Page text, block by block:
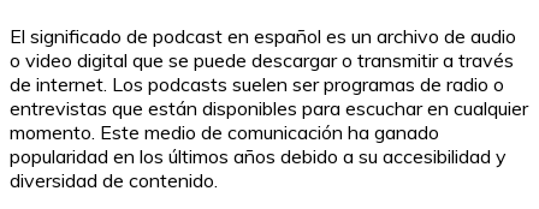
El significado de podcast en español es un archivo de audio
o video digital que se puede descargar o transmitir a través
de internet. Los podcasts suelen ser programas de radio o
entrevistas que están disponibles para escuchar en cualquier
momento. Este medio de comunicación ha ganado
popularidad en los últimos años debido a su accesibilidad y
diversidad de contenido.